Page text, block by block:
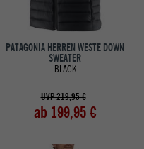
PATAGONIA HERREN WESTE DOWN
SWEATER
BLACK
UVP 219,95 €
ab 199,95 €